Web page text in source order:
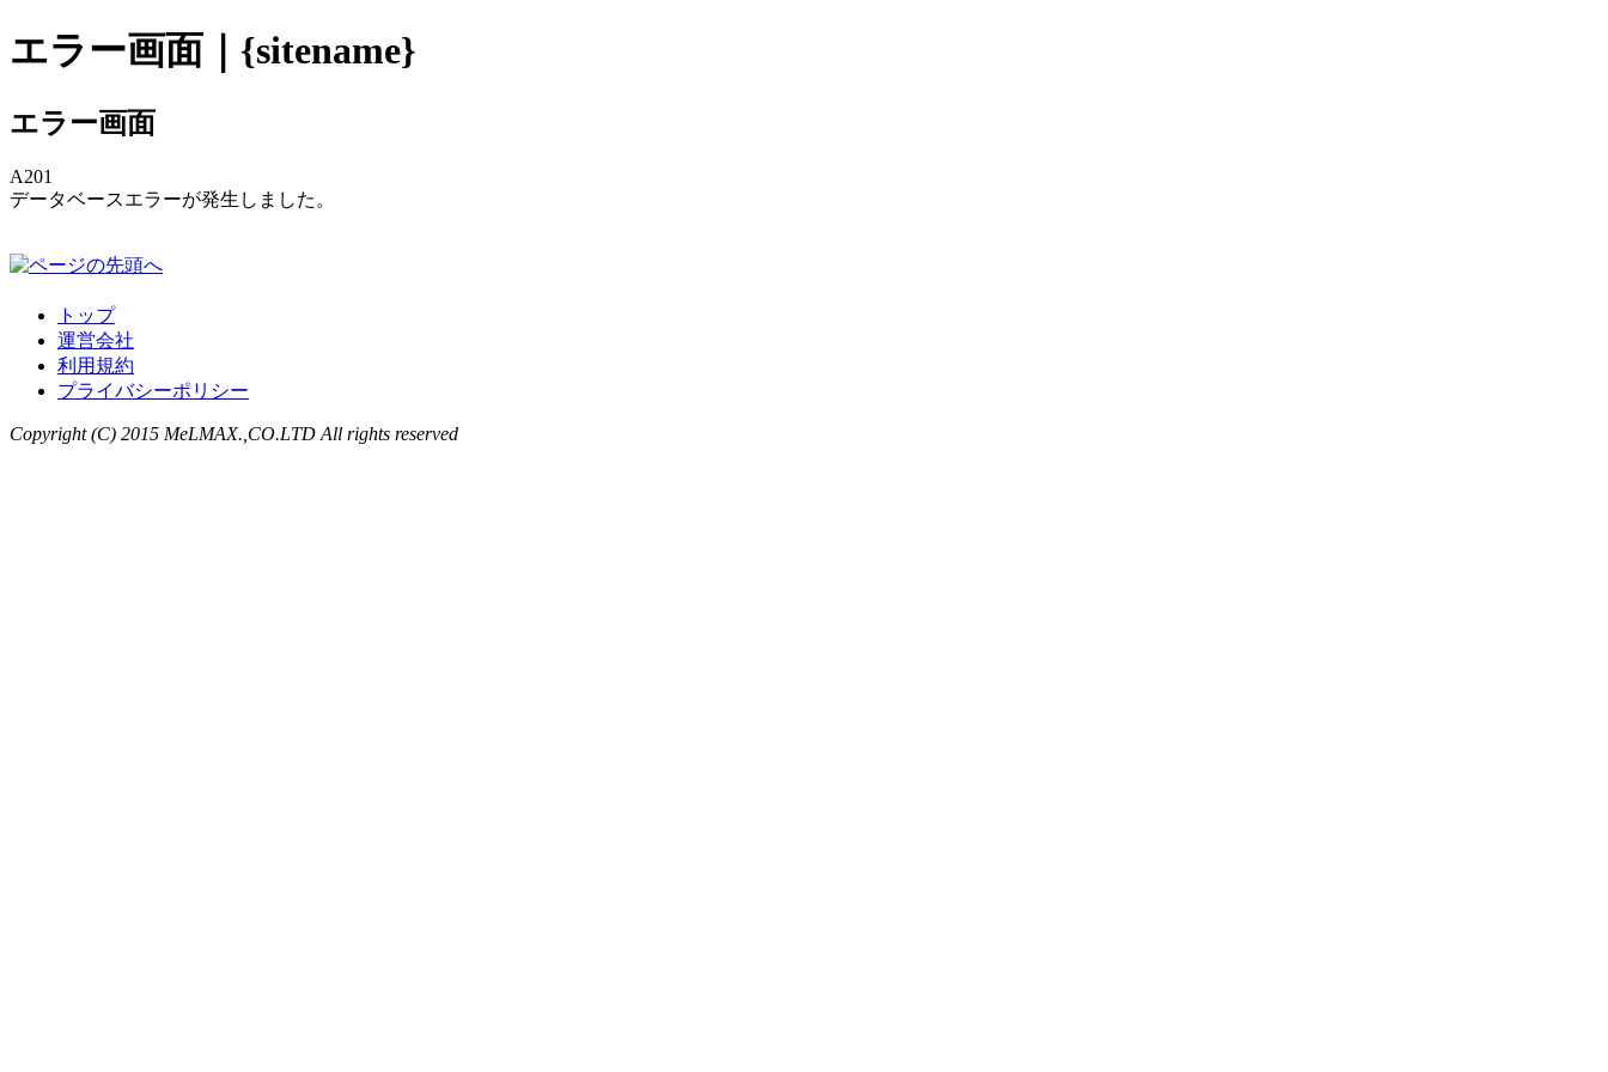
エラー画面｜{sitename}
エラー画面
A201
データベースエラーが発生しました。
トップ
運営会社
利用規約
プライバシーポリシー
Copyright (C) 2015 MeLMAX.,CO.LTD All rights reserved